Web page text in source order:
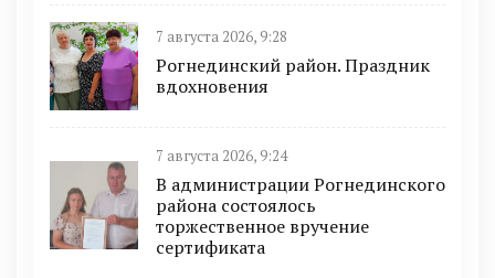
7 августа 2026, 9:28
Рогнединский район. Праздник
вдохновения
7 августа 2026, 9:24
В администрации Рогнединского
района состоялось
торжественное вручение
сертификата